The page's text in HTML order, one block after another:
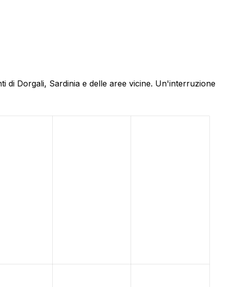
di Dorgali, Sardinia e delle aree vicine. Un'interruzione